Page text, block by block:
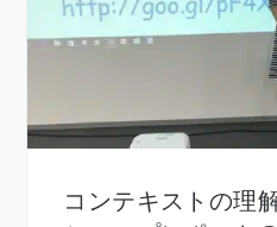
コンテキストの理